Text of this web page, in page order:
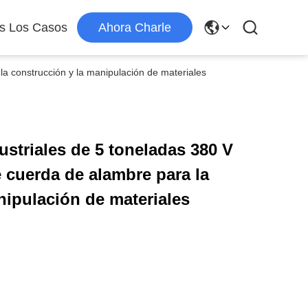
Los Casos Ahora Charle
construcción y la manipulación de materiales
de 5 toneladas 380 V
de alambre para la
de materiales